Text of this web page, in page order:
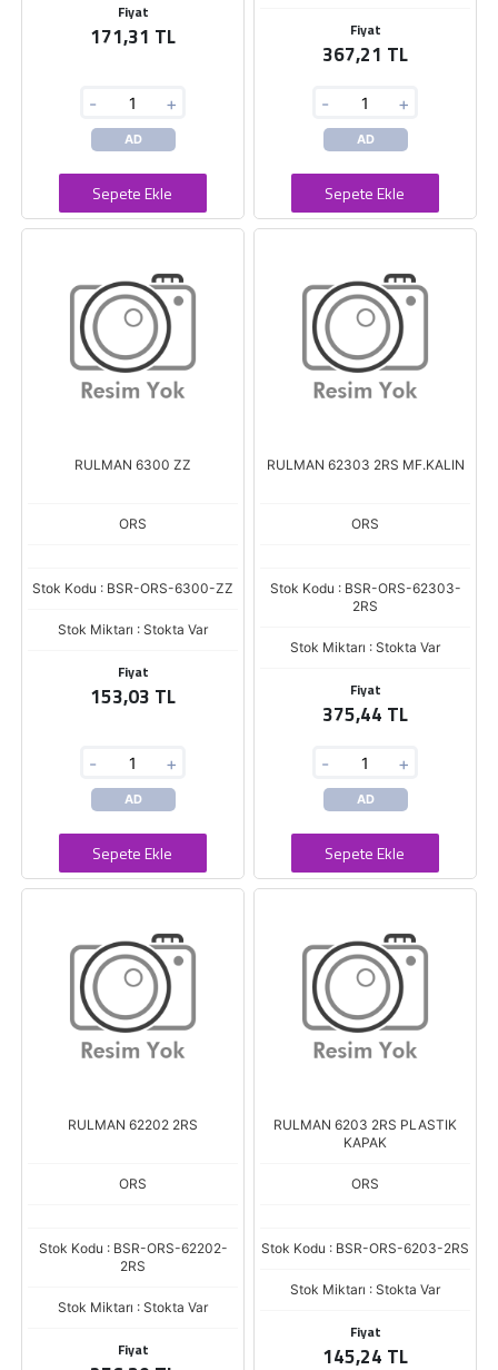
Fiyat
171,31 TL
- +
AD
Sepete Ekle
Fiyat
367,21 TL
- +
AD
Sepete Ekle
RULMAN 6300 ZZ
ORS
Stok Kodu : BSR-ORS-6300-ZZ
Stok Miktarı : Stokta Var
Fiyat
153,03 TL
- +
AD
Sepete Ekle
RULMAN 62303 2RS MF.KALIN
ORS
Stok Kodu : BSR-ORS-62303-
2RS
Stok Miktarı : Stokta Var
Fiyat
375,44 TL
- +
AD
Sepete Ekle
RULMAN 62202 2RS
ORS
Stok Kodu : BSR-ORS-62202-
2RS
Stok Miktarı : Stokta Var
Fiyat
RULMAN 6203 2RS PLASTIK
KAPAK
ORS
Stok Kodu : BSR-ORS-6203-2RS
Stok Miktarı : Stokta Var
Fiyat
145,24 TL